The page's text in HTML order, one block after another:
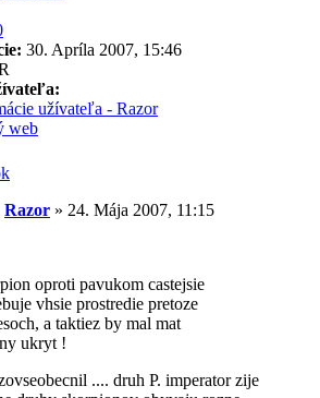
30. Apríla 2007, 15:46
užívateľa - Razor
web
Razor » 24. Mája 2007, 11:15
oproti pavukom castejsie
vhsie prostredie pretoze
a taktiez by mal mat
ukryt !
.... druh P. imperator zije